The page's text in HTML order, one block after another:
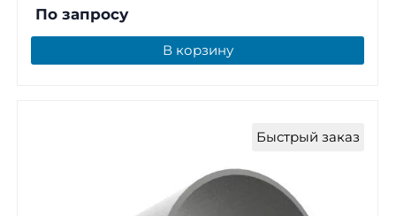
По запросу
В корзину
Быстрый заказ